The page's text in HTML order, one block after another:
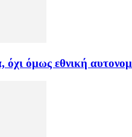
όχι όμως εθνική